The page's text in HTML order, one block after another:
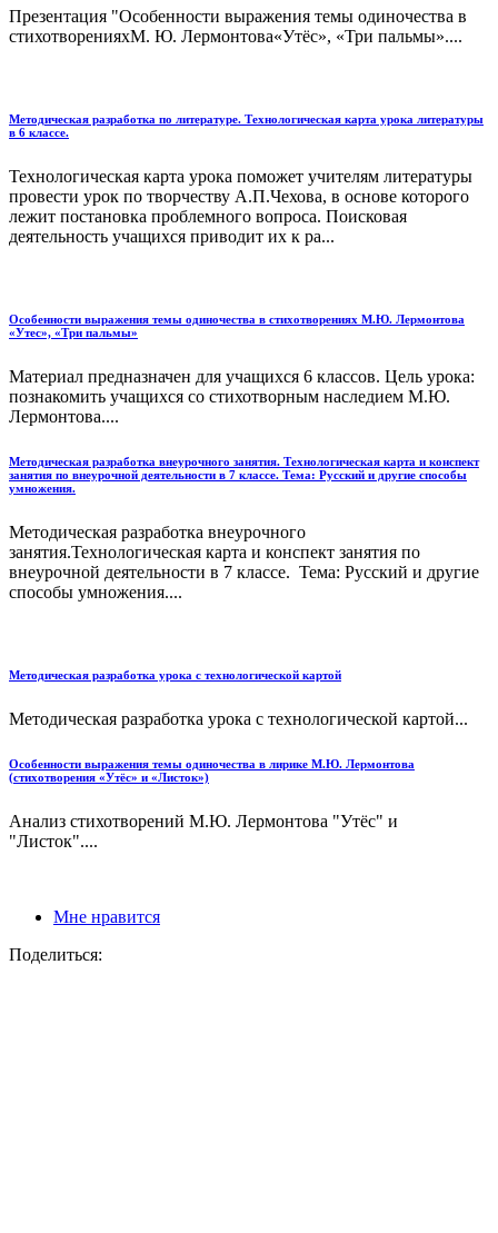
Презентация "Особенности выражения темы одиночества в
стихотворенияхМ. Ю. Лермонтова«Утёс», «Три пальмы»....
Методическая разработка по литературе. Технологическая карта урока литературы
в 6 классе.
Технологическая карта урока поможет учителям литературы
провести урок по творчеству А.П.Чехова, в основе которого
лежит постановка проблемного вопроса. Поисковая
деятельность учащихся приводит их к ра...
Особенности выражения темы одиночества в стихотворениях М.Ю. Лермонтова
«Утес», «Три пальмы»
Материал предназначен для учащихся 6 классов. Цель урока:
познакомить учащихся со стихотворным наследием М.Ю.
Лермонтова....
Методическая разработка внеурочного занятия. Технологическая карта и конспект
занятия по внеурочной деятельности в 7 классе. Тема: Русский и другие способы
умножения.
Методическая разработка внеурочного
занятия.Технологическая карта и конспект занятия по
внеурочной деятельности в 7 классе. Тема: Русский и другие
способы умножения....
Методическая разработка урока с технологической картой
Методическая разработка урока с технологической картой...
Особенности выражения темы одиночества в лирике М.Ю. Лермонтова
(стихотворения «Утёс» и «Листок»)
Анализ стихотворений М.Ю. Лермонтова "Утёс" и
"Листок"....
Мне нравится
Поделиться: